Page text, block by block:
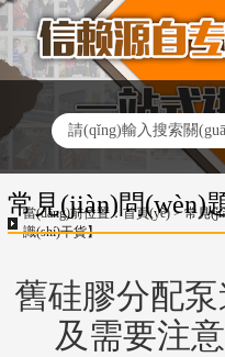
常見(jiàn)問(wèn)
當(dāng)前位置：首頁(yè) > 常見
識(shí)干貨】
舊硅膠分配
及需要注